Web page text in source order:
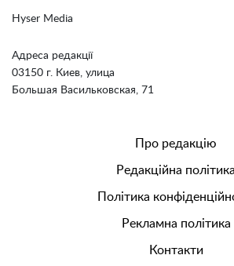
Hyser Media
Адреса редакції
03150 г. Киев, улица
Большая Васильковская, 71
Про редакцію
Редакційна політика
Політика
Рекламна політика
Контакти